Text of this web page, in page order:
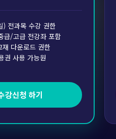
전과목 수강 권한
/고급 전강좌 포함
다운로드 권한
권 사용 가능원
강신청 하기